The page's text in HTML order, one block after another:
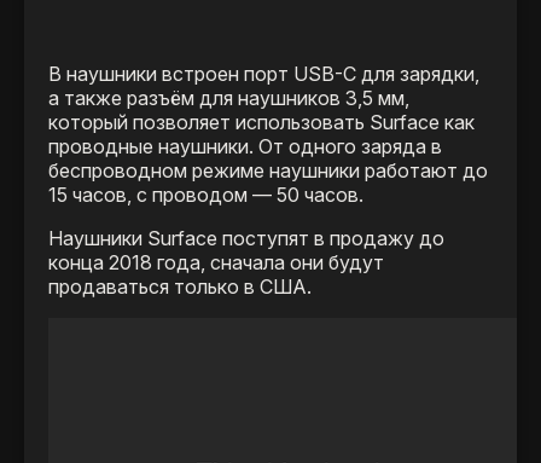
В наушники встроен порт USB-C для зарядки,
а также разъём для наушников 3,5 мм,
который позволяет использовать Surface как
проводные наушники. От одного заряда в
беспроводном режиме наушники работают до
15 часов, с проводом — 50 часов.
Наушники Surface поступят в продажу до
конца 2018 года, сначала они будут
продаваться только в США.